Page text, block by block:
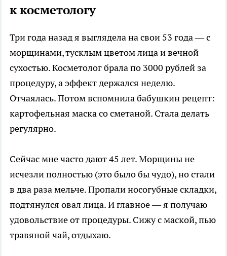
к косметологу
Три года назад я выглядела на свои 53 года — с
морщинами, тусклым цветом лица и вечной
сухостью. Косметолог брала по 3000 рублей за
процедуру, а эффект держался неделю.
Отчаялась. Потом вспомнила бабушкин рецепт:
картофельная маска со сметаной. Стала делать
регулярно.
Сейчас мне часто дают 45 лет. Морщины не
исчезли полностью (это было бы чудо), но стали
в два раза мельче. Пропали носогубные складки,
подтянулся овал лица. И главное — я получаю
удовольствие от процедуры. Сижу с маской, пью
травяной чай, отдыхаю.